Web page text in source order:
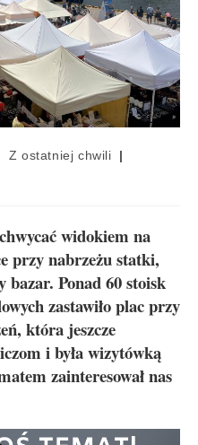
Z ostatniej chwili
widokiem na
przy nabrzeżu statki,
bazar. Ponad 60 stoisk
zastawiło plac przy
która jeszcze
i była wizytówką
zainteresował nas